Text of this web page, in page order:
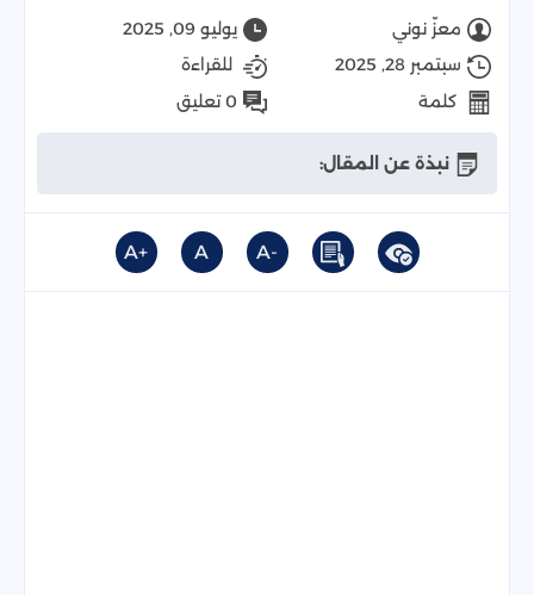
معزّ نوني
يوليو 09, 2025
سبتمبر 28, 2025
للقراءة
كلمة
0 تعليق
نبذة عن المقال:
-A
A
+A